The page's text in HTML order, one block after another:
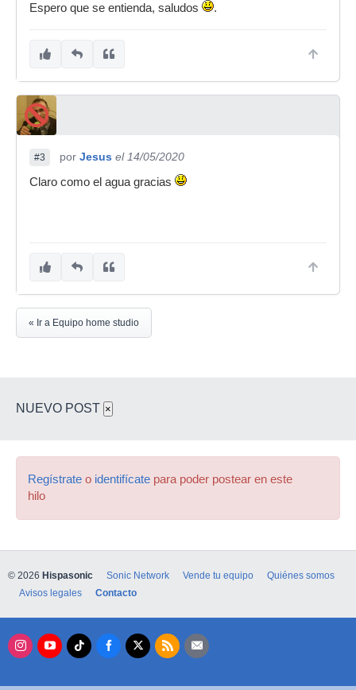
Espero que se entienda, saludos
.
#3 por Jesus el 14/05/2020
Claro como el agua gracias
« Ir a Equipo home studio
NUEVO POST ×
Regístrate o identifícate para poder postear en este
hilo
© 2026 Hispasonic Sonic Network Vende tu equipo
Quiénes somos
Avisos legales
Contacto